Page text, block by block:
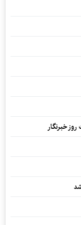
خبرنگار